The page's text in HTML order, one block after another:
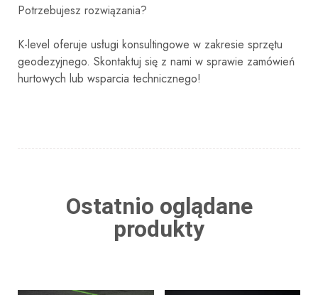
Potrzebujesz rozwiązania?
K-level oferuje usługi konsultingowe w zakresie sprzętu
geodezyjnego. Skontaktuj się z nami w sprawie zamówień
hurtowych lub wsparcia technicznego!
Ostatnio oglądane
produkty